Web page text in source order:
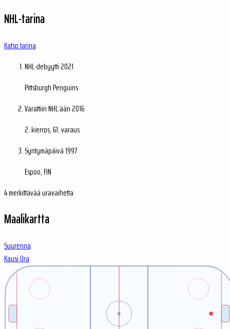
NHL-tarina
Katso tarina
NHL-debyytti2021
Pittsburgh Penguins
Varattiin NHL:ään2016
2. kierros, 61. varaus
Syntymäpäivä1997
Espoo, FIN
4 merkittävää uravaihetta
Maalikartta
Suurenna
KausiUra